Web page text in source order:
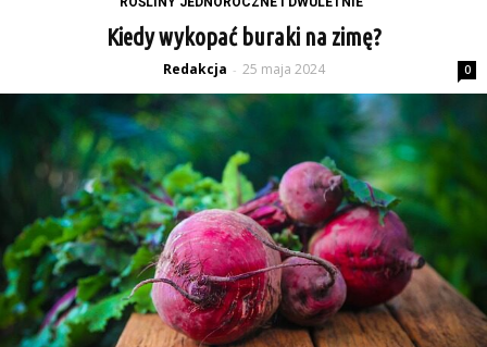
Kiedy wykopać buraki na zimę?
Redakcja - 25 maja 2024 0